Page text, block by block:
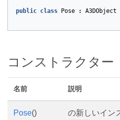
public class Pose : A3DObject
コンストラクター
名前 説明
Pose() の新しいイン